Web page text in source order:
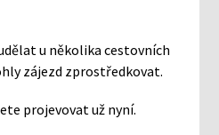
u několika cestovních
zájezd zprostředkovat.
projevovat už nyní.